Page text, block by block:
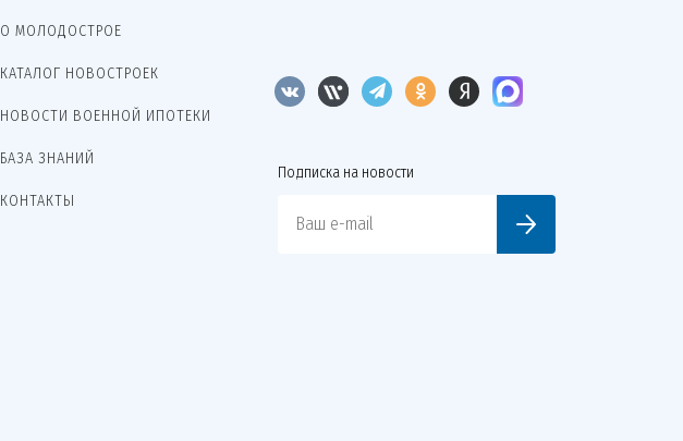
О МОЛОДОСТРОЕ
КАТАЛОГ НОВОСТРОЕК
НОВОСТИ ВОЕННОЙ ИПОТЕКИ
БАЗА ЗНАНИЙ
КОНТАКТЫ
Подписка на новости
Ваш e-mail